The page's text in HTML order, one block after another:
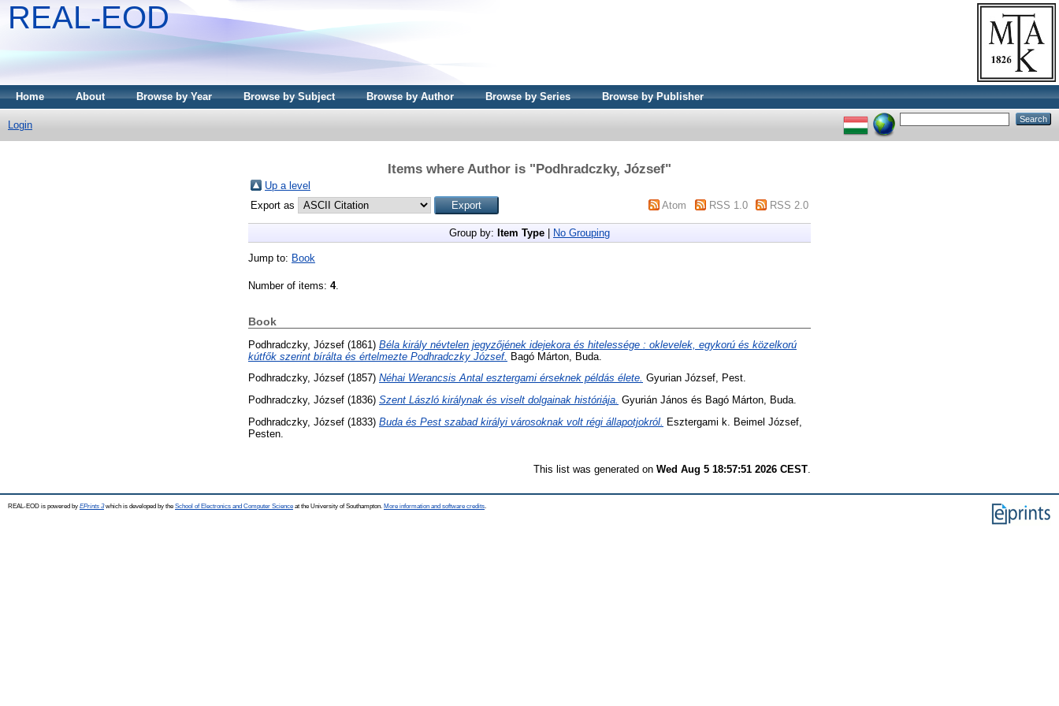
REAL-EOD
Home About Browse by Year Browse by Subject Browse by Author Browse by Series Browse by Publisher
Login
Items where Author is "Podhradczky, József"
Up a level
Export as
Atom RSS 1.0 RSS 2.0
Group by: Item Type No Grouping
Jump to: Book
Number of items: 4.
Book
Podhradczky, József (1861) Béla király névtelen jegyzőjének idejekora és hitelessége : oklevelek, egykorú és közelkorú
kútfők szerint bírálta és értelmezte Podhradczky József. Bagó Márton, Buda.
Podhradczky, József (1857) Néhai Werancsis Antal esztergami érseknek példás élete. Gyurian József, Pest.
Podhradczky, József (1836) Szent László királynak és viselt dolgainak históriája. Gyurián János és Bagó Márton, Buda.
Podhradczky, József (1833) Buda és Pest szabad királyi városoknak volt régi állapotjokról.
Esztergami k. Beimel József,
Pesten.
This list was generated on Wed Aug 5 18:57:51 2026 CEST
REAL-EOD is powered by EPrints 3which is developed by the School of Electronics and Computer Science at the University of Southampton. More information and software credits